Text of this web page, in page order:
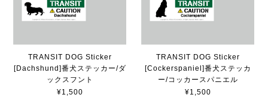
TRANSIT DOG Sticker
[Dachshund]番犬ステッカー/ダ
ックスフント
¥1,500
TRANSIT DOG Sticker
[Cockerspaniel]番犬ステッカ
ー/コッカースパニエル
¥1,500